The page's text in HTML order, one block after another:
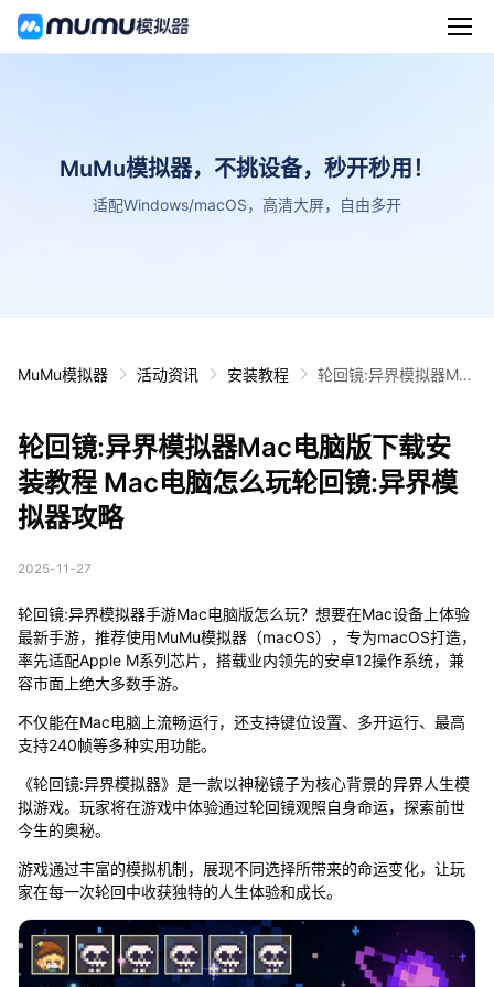
MuMu模拟器，不挑设备，秒开秒用！
适配Windows/macOS，高清大屏，自由多开
MuMu模拟器 活动资讯 安装教程
轮回镜:异界模拟器Mac
异界模拟器攻略
轮回镜:异界模拟器Mac电脑版下载安
装教程 Mac电脑怎么玩轮回镜:异界模
拟器攻略
2025-11-27
轮回镜:异界模拟器手游Mac电脑版怎么玩？想要在Mac设备上体验
最新手游，推荐使用MuMu模拟器（macOS），专为macOS打造，
率先适配Apple M系列芯片，搭载业内领先的安卓12操作系统，兼
容市面上绝大多数手游。
不仅能在Mac电脑上流畅运行，还支持键位设置、多开运行、最高
支持240帧等多种实用功能。
《轮回镜:异界模拟器》是一款以神秘镜子为核心背景的异界人生模
拟游戏。玩家将在游戏中体验通过轮回镜观照自身命运，探索前世
今生的奥秘。
游戏通过丰富的模拟机制，展现不同选择所带来的命运变化，让玩
家在每一次轮回中收获独特的人生体验和成长。